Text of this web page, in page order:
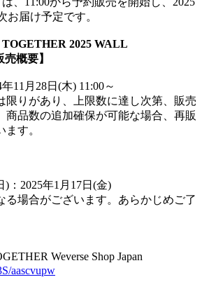
お届け予定です。
TOGETHER 2025 WALL
概要】
11月28日(木) 11:00～
りがあり、上限数に達し次第、販売
商品数の追加確保が可能な場合、再販
す。
：2025年1月17日(金)
場合がございます。あらかじめご了
Weverse Shop Japan
aascvupw